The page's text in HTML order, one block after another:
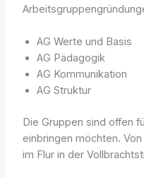
AG Werte und Basis
AG Pädagogik
AG Kommunikation
AG Struktur
Die Gruppen sind offen
einbringen möchten.
im Flur in der